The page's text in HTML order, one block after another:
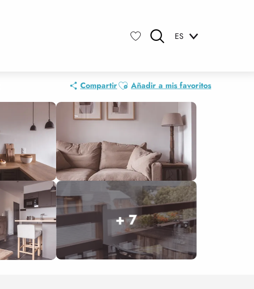
ES
CompartirAjouter aux favoris
Añadir a mis favoritos
+ 7